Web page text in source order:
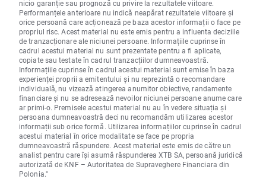
nicio garanție sau prognoză cu privire la rezultatele viitoare.
Performanțele anterioare nu indică neapărat rezultatele viitoare și
orice persoană care acționează pe baza acestor informații o face pe
propriul risc. Acest material nu este emis pentru a influenta deciziile
de tranzacționare ale niciunei persoane. Informațiile cuprinse în
cadrul acestui material nu sunt prezentate pentru a fi aplicate,
copiate sau testate în cadrul tranzacțiilor dumneavoastră.
Informațiile cuprinse în cadrul acestui material sunt emise în baza
experienței proprii a emitentului și nu reprezintă o recomandare
individuală, nu vizează atingerea anumitor obiective, randamente
financiare și nu se adresează nevoilor niciunei persoane anume care
ar primi-o. Premisele acestui material nu au în vedere situația și
persoana dumneavoastră deci nu recomandăm utilizarea acestor
informații sub orice formă. Utilizarea informațiilor cuprinse în cadrul
acestui material în orice modalitate se face pe propria
dumneavoastră răspundere. Acest material este emis de către un
analist pentru care își asumă răspunderea XTB SA, persoană juridică
autorizată de KNF – Autoritatea de Supraveghere Financiara din
Polonia."